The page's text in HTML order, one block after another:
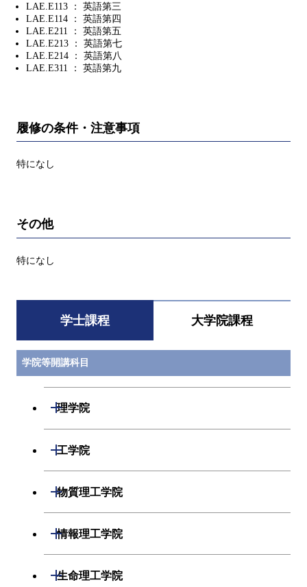
LAE.E113 ： 英語第三
LAE.E114 ： 英語第四
LAE.E211 ： 英語第五
LAE.E213 ： 英語第七
LAE.E214 ： 英語第八
LAE.E311 ： 英語第九
履修の条件・注意事項
特になし
その他
特になし
学士課程 大学院課程
学院等開講科目
理学院
開閉
化学系
初年次専門科目
工学院
開閉
機械系
電気電子系
物質理工学院
開閉
材料系
情報理工学院
開閉
数理・計算科学系
生命理工学院
開閉